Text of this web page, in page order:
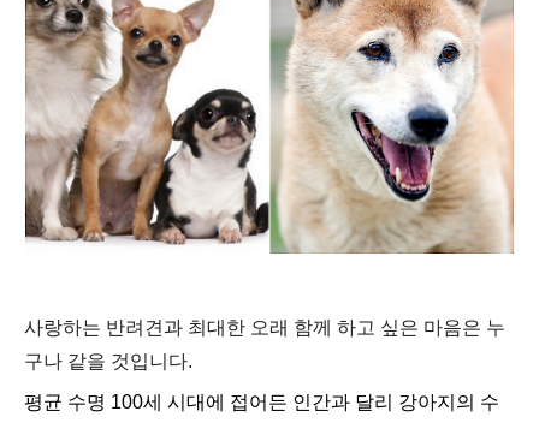
사랑하는 반려견과 최대한 오래 함께 하고 싶은 마음은 누
구나 같을 것입니다.
평균 수명 100세 시대에 접어든 인간과 달리 강아지의 수